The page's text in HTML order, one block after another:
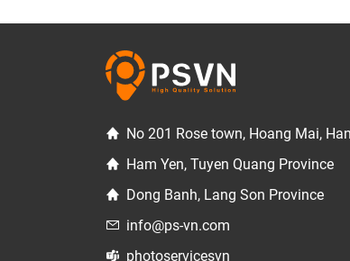
No 201 Rose town, Hoang Mai,
Ham Yen, Tuyen Quang Province
Dong Banh, Lang Son Province
info@ps-vn.com
photoservicesvn